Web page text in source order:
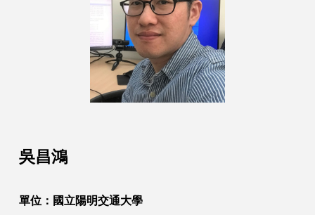
吳昌鴻
單位： 國立陽明交通大學